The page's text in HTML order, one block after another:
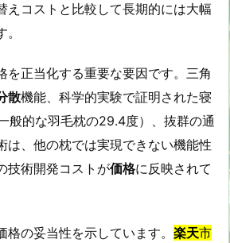
えコストと比較して長期的には大幅
を正当化する重要な要因です。三角
散機能、科学的実験で証明された寝
般的な羽毛枕の29.4度）、抜群の通
は、他の枕では実現できない機能性
技術開発コストが価格に反映されて
の妥当性を示しています。 楽天市